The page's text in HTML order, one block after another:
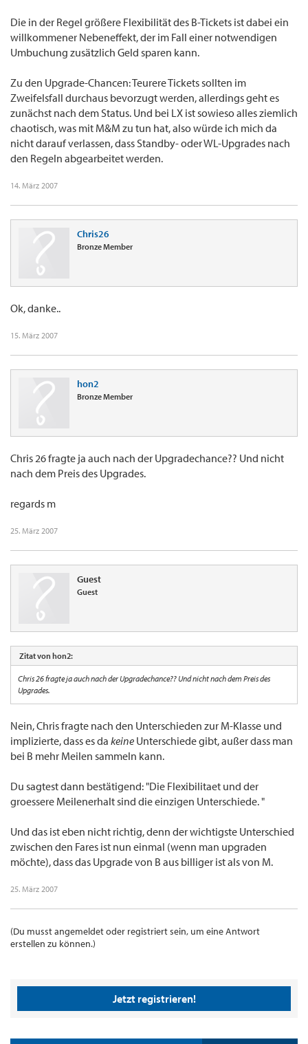
Die in der Regel größere Flexibilität des B-Tickets ist dabei ein
willkommener Nebeneffekt, der im Fall einer notwendigen
Umbuchung zusätzlich Geld sparen kann.
Zu den Upgrade-Chancen: Teurere Tickets sollten im
Zweifelsfall durchaus bevorzugt werden, allerdings geht es
zunächst nach dem Status. Und bei LX ist sowieso alles ziemlich
chaotisch, was mit M&M zu tun hat, also würde ich mich da
nicht darauf verlassen, dass Standby- oder WL-Upgrades nach
den Regeln abgearbeitet werden.
14. März 2007
Chris26
Bronze Member
Ok, danke..
15. März 2007
hon2
Bronze Member
Chris 26 fragte ja auch nach der Upgradechance?? Und nicht
nach dem Preis des Upgrades.
regards m
25. März 2007
Guest
Guest
Zitat von hon2:
Chris 26 fragte ja auch nach der Upgradechance?? Und nicht nach dem Preis des
Upgrades.
Nein, Chris fragte nach den Unterschieden zur M-Klasse und
implizierte, dass es da keine Unterschiede gibt, außer dass man
bei B mehr Meilen sammeln kann.
Du sagtest dann bestätigend: "Die Flexibilitaet und der
groessere Meilenerhalt sind die einzigen Unterschiede. "
Und das ist eben nicht richtig, denn der wichtigste Unterschied
zwischen den Fares ist nun einmal (wenn man upgraden
möchte), dass das Upgrade von B aus billiger ist als von M.
25. März 2007
(Du musst angemeldet oder registriert sein, um eine Antwort
erstellen zu können.)
Jetzt registrieren!